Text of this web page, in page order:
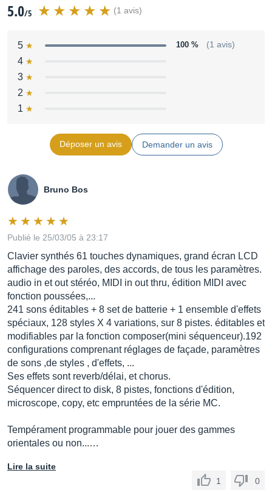
5.0/5 (1 avis)
5 100 % (1 avis)
4
3
2
1
Déposer un avis Demander un avis
Bruno Bos
Publié le 25/03/05 à 23:17
Clavier synthés 61 touches dynamiques, grand écran LCD
affichage des paroles, des accords, de tous les paramètres.
audio in et out stéréo, MIDI in out thru, édition MIDI avec
fonction poussées,...
241 sons éditables + 8 set de batterie + 1 ensemble d'effets
spéciaux, 128 styles X 4 variations, sur 8 pistes. éditables et
modifiables par la fonction composer(mini séquenceur).192
configurations comprenant réglages de façade, paramètres
de sons ,de styles , d'effets, ...
Ses effets sont reverb/délai, et chorus.
Séquencer direct to disk, 8 pistes, fonctions d'édition,
microscope, copy, etc empruntées de la série MC.
Tempérament programmable pour jouer des gammes
orientales ou non...…
Lire la suite
1
0